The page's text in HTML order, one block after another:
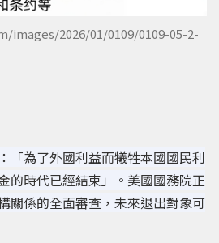
images/2026/01/0109/0109-05-2-
「為了外國利益而犧牲本國國民利
的時代已經結束」。美國國務院正
關係的全面審查，未來退出對象可